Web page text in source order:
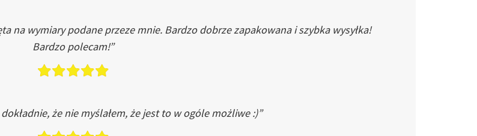
na wymiary podane przeze mnie. Bardzo dobrze zapakowana i szybka wysyłka!
Bardzo polecam!”
że nie myślałem, że jest to w ogóle możliwe :)”